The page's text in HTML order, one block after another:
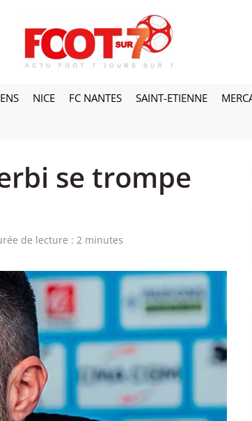
NICE FC NANTES SAINT-ETIENNE
se trompe
de lecture : 2 minutes